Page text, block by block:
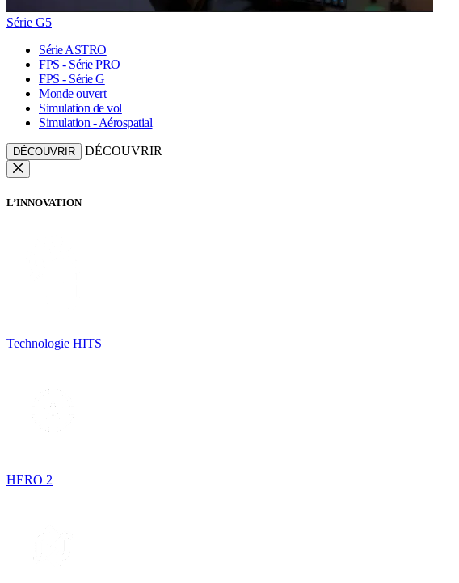
Série G5
Série ASTRO
FPS - Série PRO
FPS - Série G
Monde ouvert
Simulation de vol
Simulation - Aérospatial
DÉCOUVRIR DÉCOUVRIR
L’INNOVATION
Technologie HITS
HERO 2